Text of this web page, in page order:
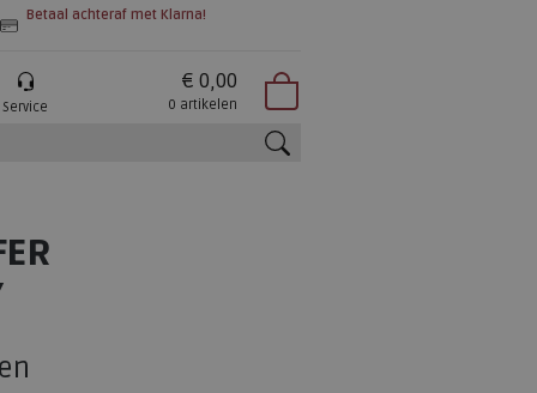
Betaal achteraf met Klarna!
Service
€ 0,00
0 artikelen